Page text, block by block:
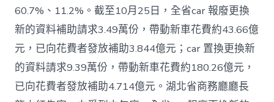
60.7%、11.2%。截至10月25日，全省car 報廢更換
新的資料補助請求3.49萬份，帶動新車花費約43.66億
元，已向花費者發放補助3.844億元；car 置換更換新
的資料請求9.39萬份，帶動新車花費約180.26億元，
已向花費者發放補助4.714億元。湖北省商務廳廳長